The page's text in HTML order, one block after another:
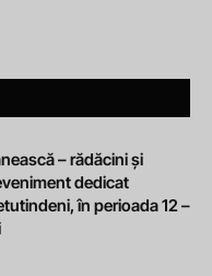
– rădăcini și
dedicat
în perioada 12 –